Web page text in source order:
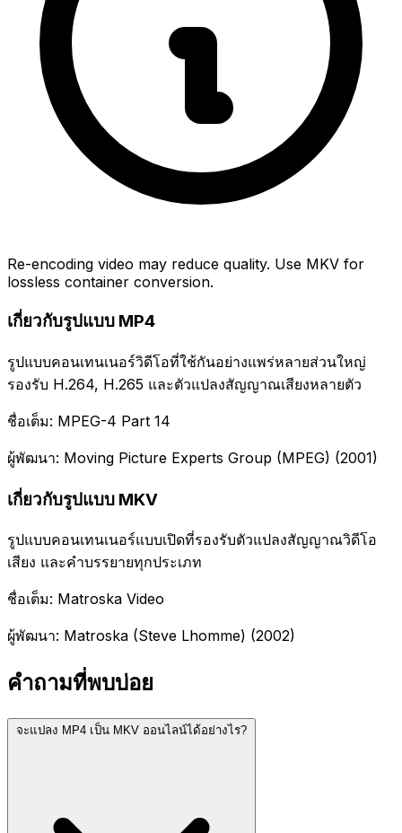
Re-encoding video may reduce quality. Use MKV for
lossless container conversion.
เกี่ยวกับรูปแบบ MP4
รูปแบบคอนเทนเนอร์วิดีโอที่ใช้กันอย่างแพร่หลายส่วนใหญ่
รองรับ H.264, H.265 และตัวแปลงสัญญาณเสียงหลายตัว
ชื่อเต็ม: MPEG-4 Part 14
ผู้พัฒนา: Moving Picture Experts Group (MPEG) (2001)
เกี่ยวกับรูปแบบ MKV
รูปแบบคอนเทนเนอร์แบบเปิดที่รองรับตัวแปลงสัญญาณวิดีโอ
เสียง และคำบรรยายทุกประเภท
ชื่อเต็ม: Matroska Video
ผู้พัฒนา: Matroska (Steve Lhomme) (2002)
คำถามที่พบบ่อย
จะแปลง MP4 เป็น MKV ออนไลน์ได้อย่างไร?